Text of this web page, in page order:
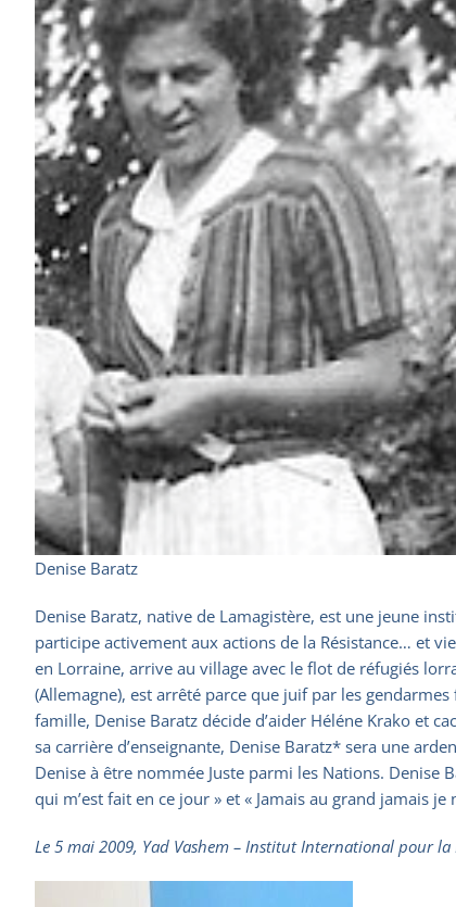
Denise Baratz
Denise Baratz, native de Lamagistère, est une jeune
participe activement aux actions de la Résistance… et
en Lorraine, arrive au village avec le flot de réfugiés
(Allemagne), est arrêté parce que juif par les
famille, Denise Baratz décide d’aider Héléne Krako et
sa carrière d’enseignante, Denise Baratz* sera une
Denise à être nommée Juste parmi les Nations. Denise
qui m’est fait en ce jour » et « Jamais au grand jamais
Le 5 mai 2009, Yad Vashem – Institut International pour